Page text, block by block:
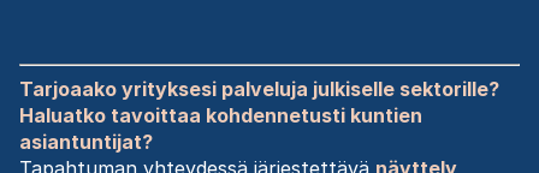
Tarjoaako yrityksesi palveluja julkiselle sektorille?
Haluatko tavoittaa kohdennetusti kuntien
asiantuntijat?